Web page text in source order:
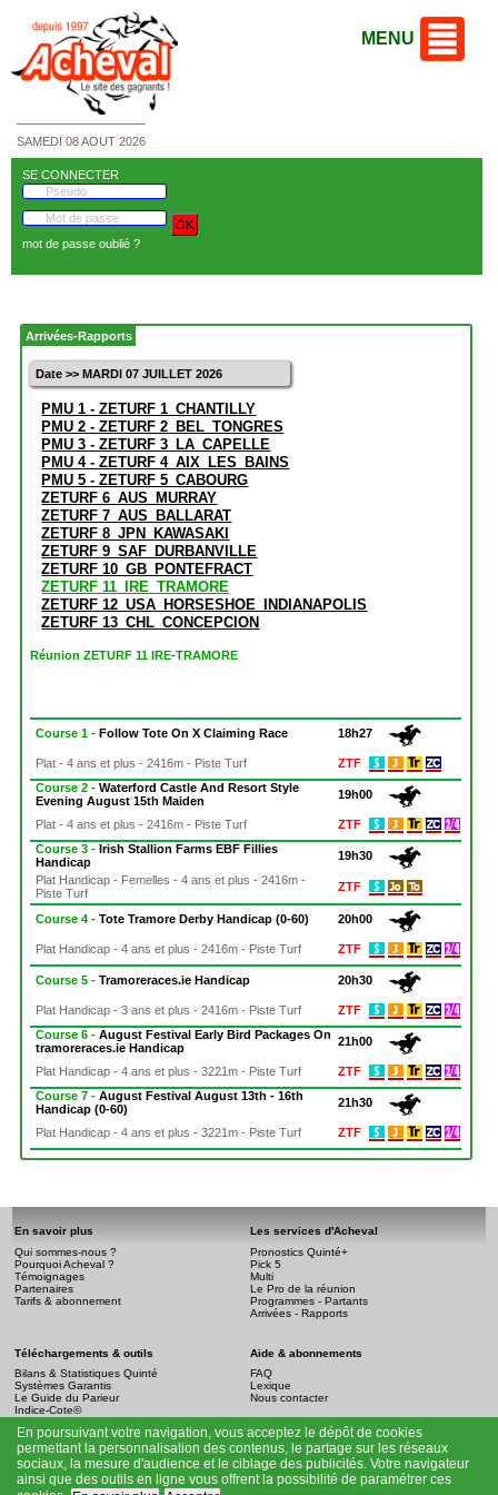
SAMEDI 08 AOUT 2026
MENU
SE CONNECTER
mot de passe oublié ?
Arrivées-Rapports
Date >> MARDI 07 JUILLET 2026
PMU 1 - ZETURF 1_CHANTILLY
PMU 2 - ZETURF 2_BEL_TONGRES
PMU 3 - ZETURF 3_LA_CAPELLE
PMU 4 - ZETURF 4_AIX_LES_BAINS
PMU 5 - ZETURF 5_CABOURG
ZETURF 6_AUS_MURRAY
ZETURF 7_AUS_BALLARAT
ZETURF 8_JPN_KAWASAKI
ZETURF 9_SAF_DURBANVILLE
ZETURF 10_GB_PONTEFRACT
ZETURF 11_IRE_TRAMORE
ZETURF 12_USA_HORSESHOE_INDIANAPOLIS
ZETURF 13_CHL_CONCEPCION
Réunion ZETURF 11 IRE-TRAMORE
Course 1 -Follow Tote On X Claiming Race 18h27
Plat - 4 ans et plus - 2416m - Piste Turf
ZTF
Course 2 -Waterford Castle And Resort Style
Evening August 15th Maiden
19h00
Plat - 4 ans et plus - 2416m - Piste Turf
ZTF
Course 3 -Irish Stallion Farms EBF Fillies
Handicap
19h30
Plat Handicap - Femelles - 4 ans et plus - 2416m -
Piste Turf
ZTF
Course 4 -Tote Tramore Derby Handicap (0-60) 20h00
Plat Handicap - 4 ans et plus - 2416m - Piste Turf ZTF
Course 5 -Tramoreraces.ie Handicap 20h30
Plat Handicap - 3 ans et plus - 2416m - Piste Turf
ZTF
Course 6 -August Festival Early Bird Packages On
tramoreraces.ie Handicap
21h00
Plat Handicap - 4 ans et plus - 3221m - Piste Turf
ZTF
Course 7 -August Festival August 13th - 16th
Handicap (0-60)
21h30
Plat Handicap - 4 ans et plus - 3221m - Piste Turf ZTF
En savoir plus
Qui sommes-nous ?
Pourquoi Acheval ?
Témoignages
Partenaires
Tarifs & abonnement
Les services d'Acheval
Pronostics Quinté+
Pick 5
Multi
Le Pro de la réunion
Programmes - Partants
Arrivées - Rapports
Téléchargements & outils
Bilans & Statistiques Quinté
Systèmes Garantis
Le Guide du Parieur
Indice-Cote©
Aide & abonnements
FAQ
Lexique
Nous contacter
Infos légales
Conditions générales de vente
Mention légale
Jeu Responsable
En poursuivant votre navigation, vous acceptez le dépôt de cookies
permettant la personnalisation des contenus, le partage sur les réseaux
sociaux, la mesure d'audience et le ciblage des publicités. Votre navigateur
ainsi que des outils en ligne vous offrent la possibilité de paramétrer ces